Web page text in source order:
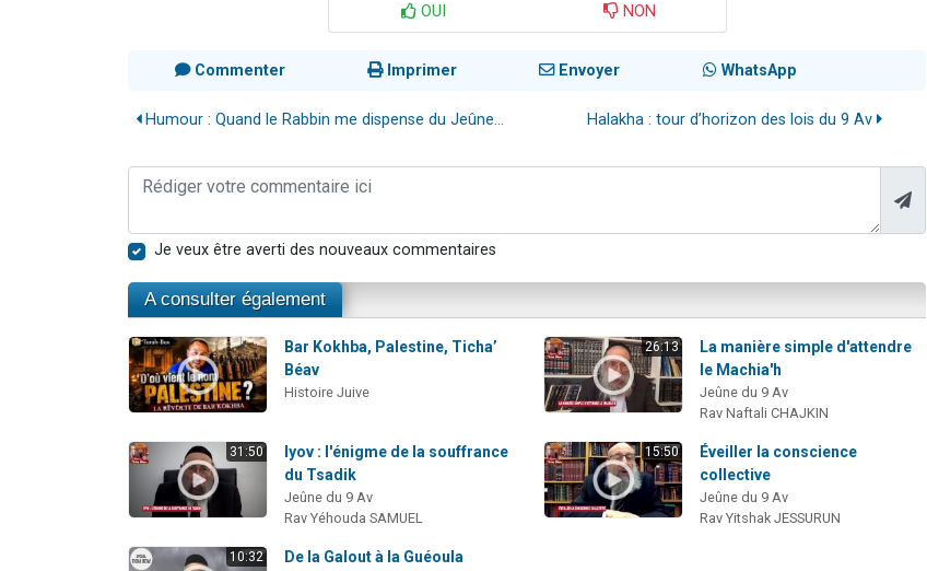
OUI NON
Commenter Imprimer Envoyer WhatsApp
Humour : Quand le Rabbin me dispense du Jeûne... Halakha : tour d’horizon des lois du 9 Av
Je veux être averti des nouveaux commentaires
A consulter également
Bar Kokhba, Palestine, Ticha’
Béav
Histoire Juive
26:13
La manière simple d'attendre
le Machia'h
Jeûne du 9 Av
Rav Naftali CHAJKIN
31:50
Iyov : l'énigme de la souffrance
du Tsadik
Jeûne du 9 Av
Rav Yéhouda SAMUEL
15:50
Éveiller la conscience
collective
Jeûne du 9 Av
Rav Yitshak JESSURUN
10:32 De la Galout à la Guéoula